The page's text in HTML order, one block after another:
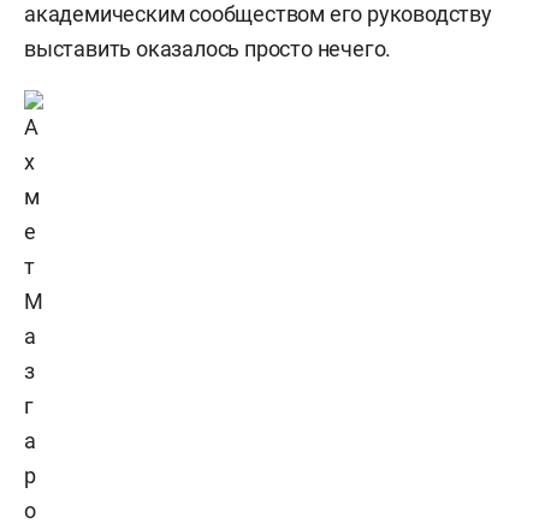
академическим сообществом его руководству
выставить оказалось просто нечего.